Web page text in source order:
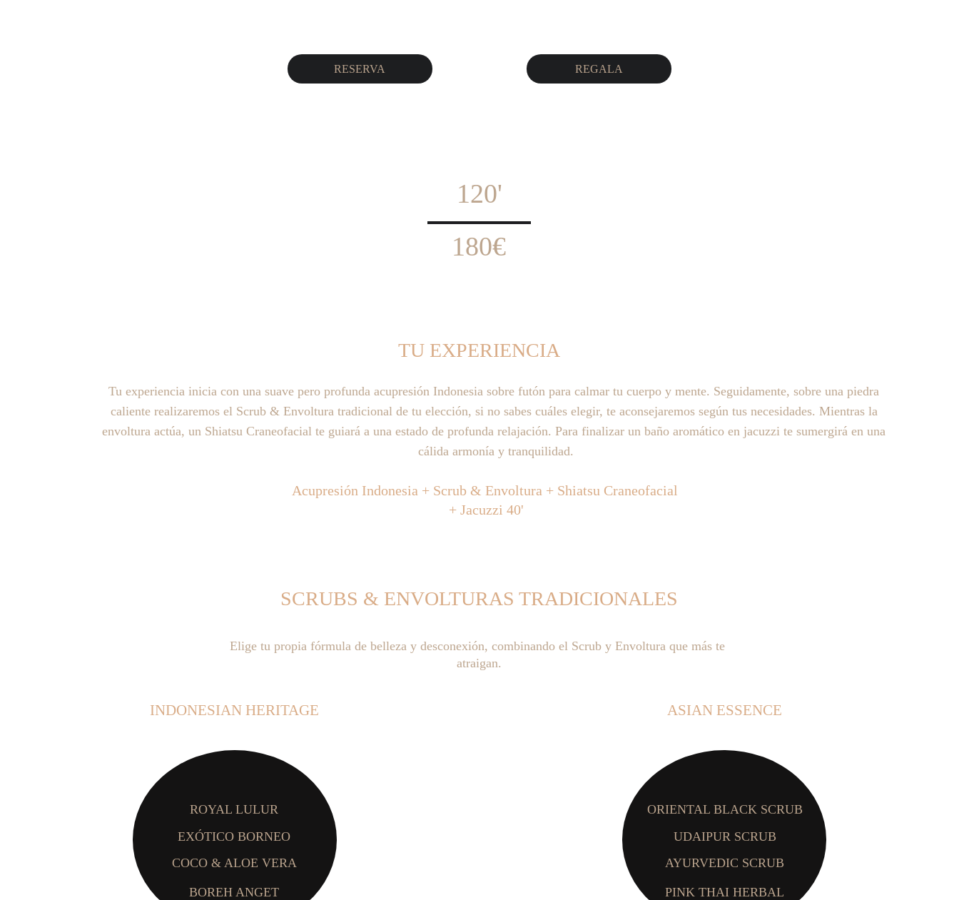
120'
RESERVA REGALA
180€
TU EXPERIENCIA
Tu experiencia inicia con una suave pero profunda acupresión Indonesia sobre futón para calmar tu cuerpo y mente. Seguidamente, sobre una piedra
caliente realizaremos el Scrub & Envoltura tradicional de tu elección, si no sabes cuáles elegir, te aconsejaremos según tus necesidades. Mientras la
envoltura actúa, un Shiatsu Craneofacial te guiará a una estado de profunda relajación. Para finalizar un baño aromático en jacuzzi te sumergirá en una
cálida armonía y tranquilidad.
Acupresión Indonesia + Scrub & Envoltura + Shiatsu Craneofacial
+ Jacuzzi 40'
Elige tu propia fórmula de belleza y desconexión, combinando el Scrub y Envoltura que más te
atraigan.
SCRUBS & ENVOLTURAS TRADICIONALES
ROYAL LULUR
EXÓTICO BORNEO
COCO & ALOE VERA
BOREH ANGET
ORIENTAL BLACK SCRUB
UDAIPUR SCRUB
AYURVEDIC SCRUB
PINK THAI HERBAL
INDONESIAN HERITAGE ASIAN ESSENCE